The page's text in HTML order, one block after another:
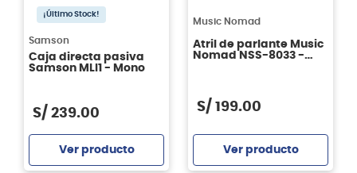
¡Último Stock!
Samson
Caja directa pasiva
Samson MLI1 - Mono
S/ 239.00
Ver producto
Music Nomad
Atril de parlante Music
Nomad NSS-8033 -
S/ 199.00
Ver producto